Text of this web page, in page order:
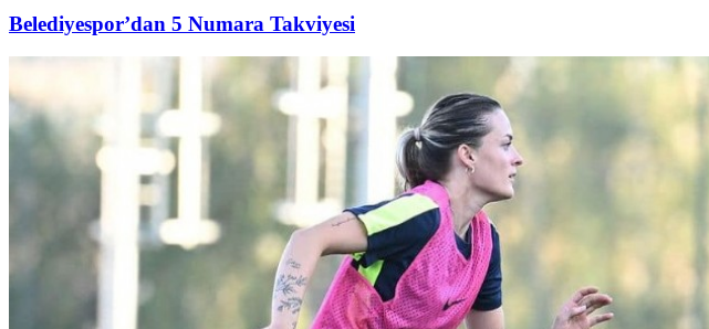
Belediyespor’dan 5 Numara Takviyesi